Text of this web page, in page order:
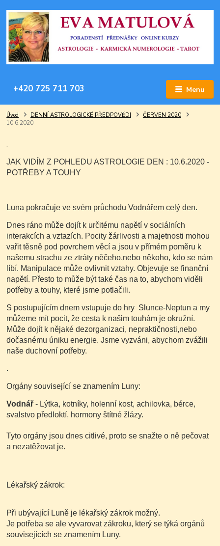
Menu
+420 725 711 703
Úvod DENNÍ ASTROLOGICKÉ PŘEDPOVĚDI
ČERVEN 2020
10.6.2020
.
JAK VIDÍM Z POHLEDU ASTROLOGIE DEN : 10.6.2020 -
POTŘEBY A TOUHY
Luna pokračuje ve svém průchodu Vodnářem celý den.
Dnes ráno může dojít k určitému napětí v sociálních
interakcích a vztazích. Pocity žárlivosti a majetnosti mohou
vařit těsně pod povrchem věcí a jsou v přímém poměru k
našemu strachu ze ztráty něčeho,nebo někoho, kdo se nám
líbí. Manipulace může ovlivnit vztahy. Objevuje se finanční
napětí. Přesto to může být také čas na to, abychom viděli
potřeby a touhy, které jsme potlačili.
S postupujícím dnem vstupuje do hry Slunce-Neptun a my
můžeme mít pocit, že cesta k našim touhám je okružní.
Může dojít k nějaké dezorganizaci, nepraktičnosti,nebo
dočasnému úniku energie. Jsme vyzváni, abychom zvážili
naše duchovní potřeby.
.
Orgány související se znamením Luny:
Vodnář - Lýtka, kotníky, holenní kost, achilovka, bérce,
svalstvo předloktí, hormony štítné žlázy.
Tyto orgány jsou dnes citlivé, proto se snažte o ně pečovat
a nezatěžovat je.
Lékařský zákrok:
Při ubývající Luně je lékařský zákrok možný.
Je potřeba se ale vyvarovat zákroku, který se týká orgánů
souvisejících se znamením Luny.